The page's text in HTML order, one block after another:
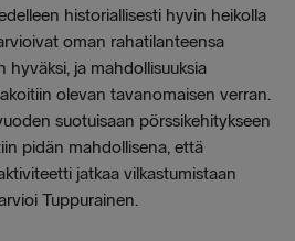
historiallisesti hyvin heikolla
oman rahatilanteensa
hyväksi, ja mahdollisuuksia
olevan tavanomaisen verran.
suotuisaan pörssikehitykseen
pidän mahdollisena, että
jatkaa vilkastumistaan
Tuppurainen.